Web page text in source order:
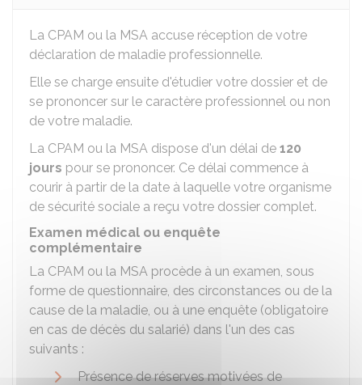
La CPAM ou la MSA accuse réception de votre
déclaration de maladie professionnelle.
Elle se charge ensuite d'étudier votre dossier et de
se prononcer sur le caractère professionnel ou non
de votre maladie.
La CPAM ou la MSA dispose d'un délai de 120
jours pour se prononcer. Ce délai commence à
courir à partir de la date à laquelle votre organisme
de sécurité sociale a reçu votre dossier complet.
Examen médical ou enquête
complémentaire
La CPAM ou la MSA procède à un examen, sous
forme de questionnaire, des circonstances ou de la
cause de la maladie, ou à une enquête (obligatoire
en cas de décès du salarié) dans l'un des cas
suivants :
Présence de réserves motivées de